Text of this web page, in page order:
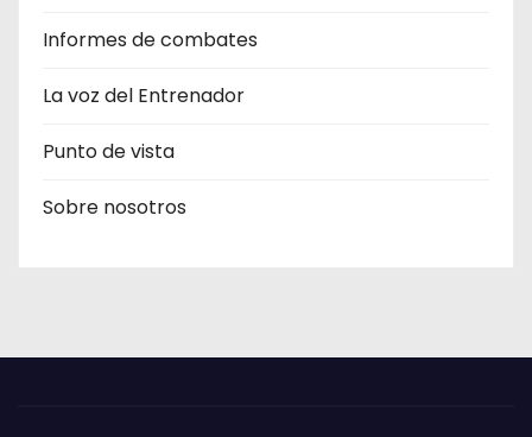
Informes de combates
La voz del Entrenador
Punto de vista
Sobre nosotros